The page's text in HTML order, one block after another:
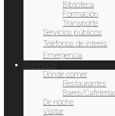
Biblioteca
Formación
Transporte
Servicios públicos
Teléfonos de interés
Emergencia
Qué hacer
Dónde comer
Restaurantes
Bares/
De noche
Visitar
This website uses cookies to
assume you're ok with this, but
Cookie settings